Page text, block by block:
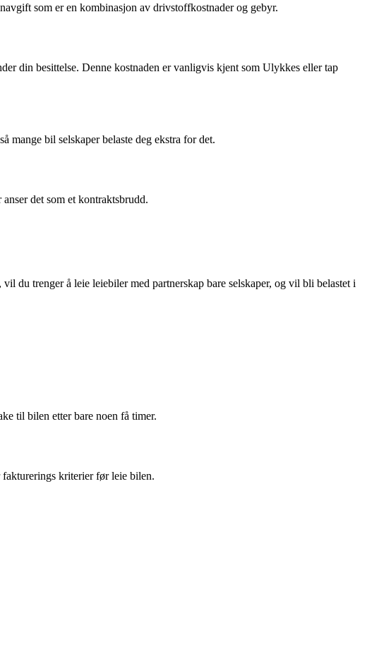
som er en kombinasjon av drivstoffkostnader og gebyr.
din besittelse. Denne kostnaden er vanligvis kjent som Ulykkes eller tap
mange bil selskaper belaste deg ekstra for det.
det som et kontraktsbrudd.
du trenger å leie leiebiler med partnerskap bare selskaper, og vil bli belastet i
til bilen etter bare noen få timer.
fakturerings kriterier før leie bilen.